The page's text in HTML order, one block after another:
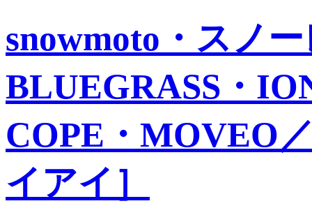
snowmoto・スノ
BLUEGRASS・
COPE・MOVEO
イアイ］